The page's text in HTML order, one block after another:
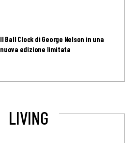
Il Ball Clock di George Nelson in una
nuova edizione limitata
LIVING